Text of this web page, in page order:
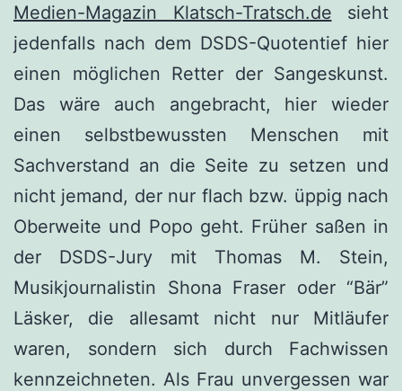
Medien-Magazin Klatsch-Tratsch.de sieht
jedenfalls nach dem DSDS-Quotentief hier
einen möglichen Retter der Sangeskunst.
Das wäre auch angebracht, hier wieder
einen selbstbewussten Menschen mit
Sachverstand an die Seite zu setzen und
nicht jemand, der nur flach bzw. üppig nach
Oberweite und Popo geht. Früher saßen in
der DSDS-Jury mit Thomas M. Stein,
Musikjournalistin Shona Fraser oder “Bär”
Läsker, die allesamt nicht nur Mitläufer
waren, sondern sich durch Fachwissen
kennzeichneten. Als Frau unvergessen war